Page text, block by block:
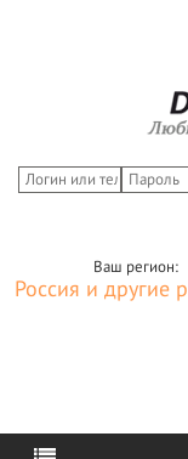
Ваш регион:
Россия и другие